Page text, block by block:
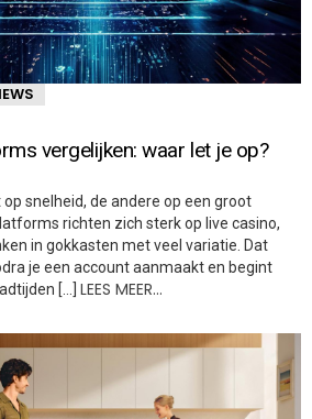
vergelijken: waar let je op?
snelheid, de andere op een groot
richten zich sterk op live casino,
in gokkasten met veel variatie. Dat
je een account aanmaakt en begint
[…] LEES MEER…